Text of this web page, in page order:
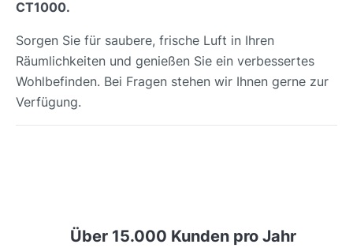
CT1000.
Sorgen Sie für saubere, frische Luft in Ihren
Räumlichkeiten und genießen Sie ein verbessertes
Wohlbefinden. Bei Fragen stehen wir Ihnen gerne zur
Verfügung.
Über 15.000 Kunden pro Jahr